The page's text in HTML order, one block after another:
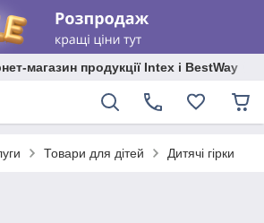
магазин продукції Intex і BestWay
Товари для дітей Дитячі гірки